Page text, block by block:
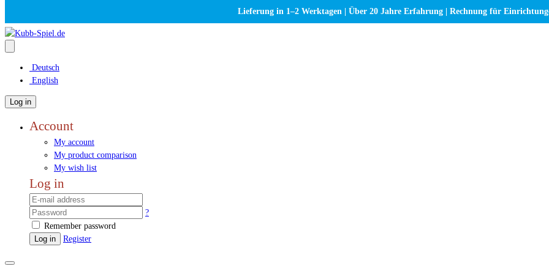
Deutsch
English
Log in
Account
My account
My product comparison
My wish list
Log in
?
Remember password
Log in
Register
Lieferung in 1–2 Werktagen | Über 20 Jahre Erfahrung | Rechnung für